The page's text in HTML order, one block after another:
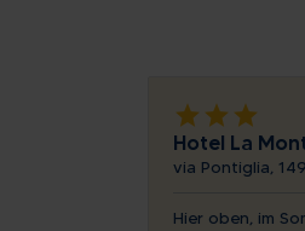
star star star
Hotel La
via Pontiglia, 149
Hier oben, im